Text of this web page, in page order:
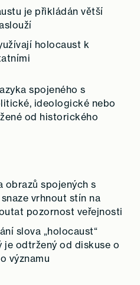
je přikládán větší
holocaust k
spojeného s
ideologické nebo
od historického
obrazů spojených s
vrhnout stín na
pozornost veřejnosti
slova „holocaust“
je odtržený od diskuse o
významu